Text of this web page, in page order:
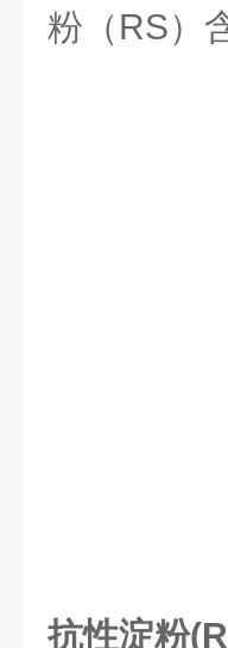
粉（RS）
抗性淀粉